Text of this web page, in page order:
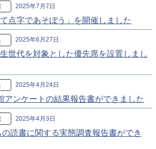
2025年7月7日
点字であそぼう」を開催しました
2025年6月27日
世代を対象とした優先席を設置しまし
2025年4月24日
アンケートの結果報告書ができました
2025年4月3日
読書に関する実態調査報告書ができ